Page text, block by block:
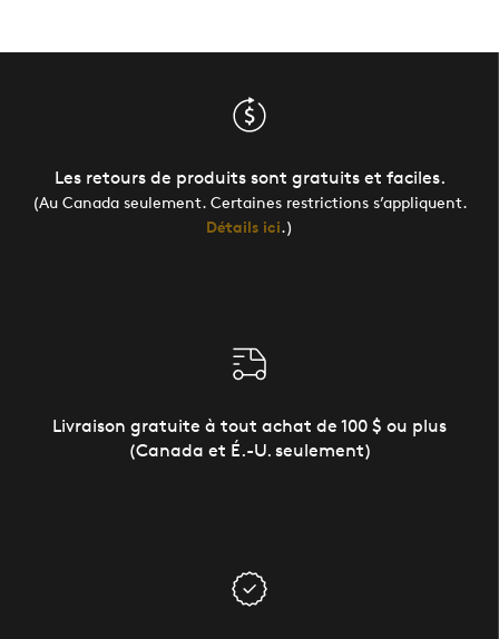
Les retours de produits sont gratuits et faciles.
(Au Canada seulement. Certaines restrictions s’appliquent.
Détails ici.)
Livraison gratuite à tout achat de 100 $ ou plus
(Canada et É.-U. seulement)